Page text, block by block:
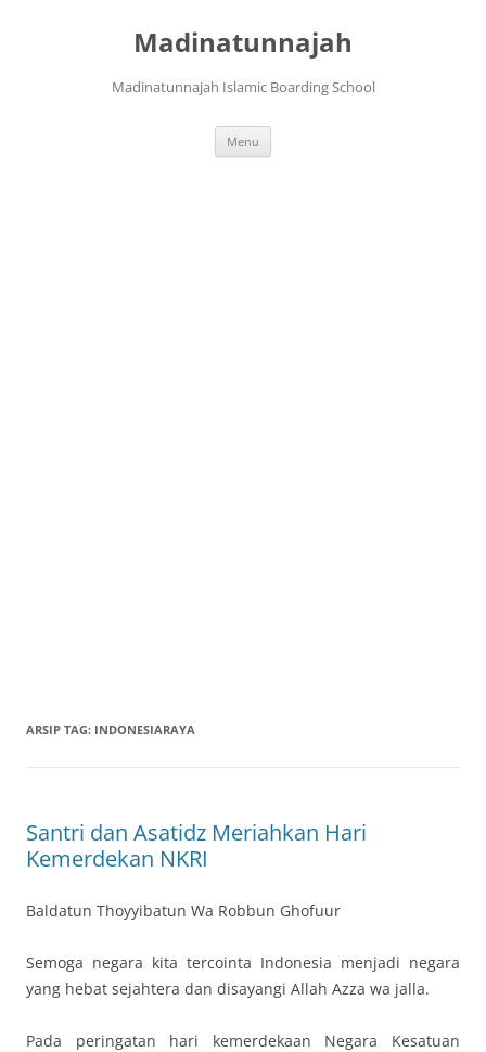
Madinatunnajah
Madinatunnajah Islamic Boarding School
Menu
ARSIP TAG: INDONESIARAYA
Santri dan Asatidz Meriahkan Hari
Kemerdekan NKRI
Baldatun Thoyyibatun Wa Robbun Ghofuur
Semoga negara kita tercointa Indonesia menjadi negara
yang hebat sejahtera dan disayangi Allah Azza wa jalla.
Pada peringatan hari kemerdekaan Negara Kesatuan